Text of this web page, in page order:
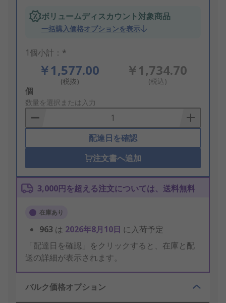
ボリュームディスカウント対象商品
一括購入価格オプションを表示
1個小計：*
￥1,577.00
(税抜)
￥1,734.70
(税込)
Add
to
Basket
個
数量を選択または入力
配達日を確認
注文書へ追加
3,000円を超える注文については、送料無料
在庫あり
963 は 2026年8月10日 に入荷予定
「配達日を確認」をクリックすると、在庫と配
送の詳細が表示されます。
バルク価格オプション